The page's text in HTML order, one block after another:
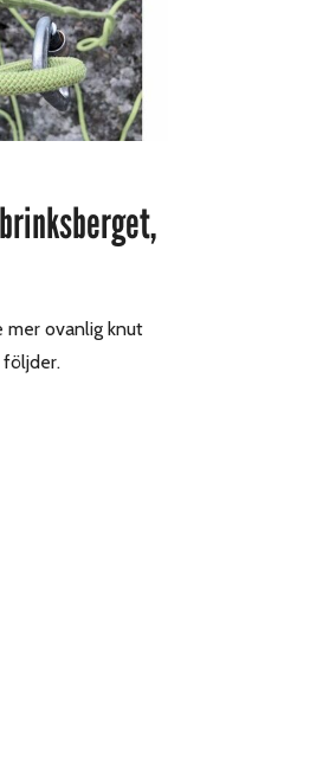
ovanlig knut
följder.